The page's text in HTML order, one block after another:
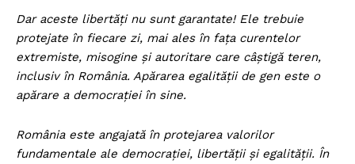
Dar aceste libertăți nu sunt garantate! Ele trebuie
protejate în fiecare zi, mai ales în fața curentelor
extremiste, misogine și autoritare care câștigă teren,
inclusiv în România. Apărarea egalității de gen este o
apărare a democrației în sine.
România este angajată în protejarea valorilor
fundamentale ale democrației, libertății și egalității. În